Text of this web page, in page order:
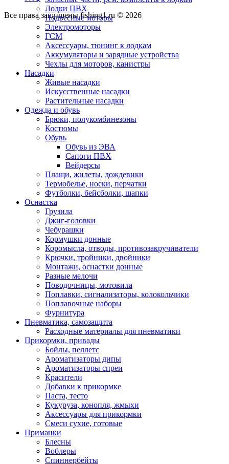
Лодки ПВХ
Подвесные моторы
Электромоторы
ГСМ
Аксессуары, тюнинг к лодкам
Аккумуляторы и зарядные устройства
Чехлы для моторов, канистры
Насадки
Живые насадки
Искусственные насадки
Растительные насадки
Одежда и обувь
Брюки, полукомбинезоны
Костюмы
Обувь
Обувь из ЭВА
Сапоги ПВХ
Вейдерсы
Плащи, жилеты, дождевики
Термобелье, носки, перчатки
Футболки, бейсболки, шапки
Оснастка
Грузила
Джиг-головки
Чебурашки
Кормушки донные
Коромысла, отводы, противозакручиватели
Крючки, тройники, двойники
Монтажи, оснастки донные
Разные мелочи
Поводочницы, мотовила
Поплавки, сигнализаторы, колокольчики
Поплавочные наборы
Фурнитура
Пневматика, самозащита
Расходные материалы для пневматики
Прикормки, привады
Бойлы, пеллетс
Ароматизаторы дипы
Ароматизаторы спреи
Красители
Добавки к прикормке
Паста, тесто
Кукуруза, конопля, жмыхи
Аксессуары для прикормки
Смеси сухие, готовые
Приманки
Блесны
Воблеры
Спиннербейты
Все права защищены fishing1.ru © 2026